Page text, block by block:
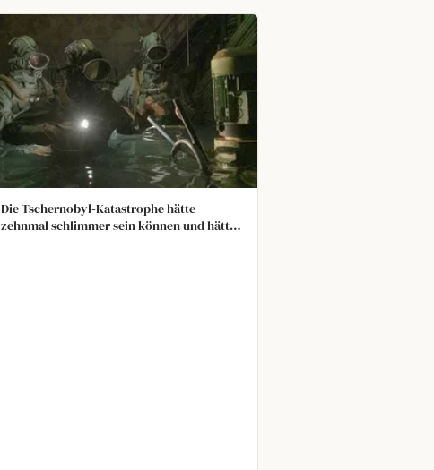
Die Tschernobyl‑Katastrophe hätte
zehnmal schlimmer sein können und hätte